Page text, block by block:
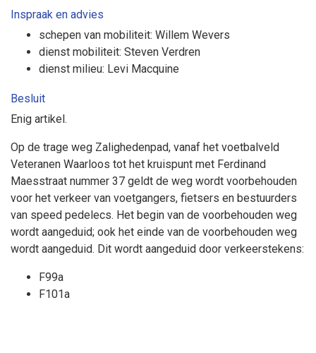
Inspraak en advies
schepen van mobiliteit: Willem Wevers
dienst mobiliteit: Steven Verdren
dienst milieu: Levi Macquine
Besluit
Enig artikel.
Op de trage weg Zalighedenpad, vanaf het voetbalveld
Veteranen Waarloos tot het kruispunt met Ferdinand
Maesstraat nummer 37 geldt de weg wordt voorbehouden
voor het verkeer van voetgangers, fietsers en bestuurders
van speed pedelecs. Het begin van de voorbehouden weg
wordt aangeduid; ook het einde van de voorbehouden weg
wordt aangeduid. Dit wordt aangeduid door verkeerstekens:
F99a
F101a